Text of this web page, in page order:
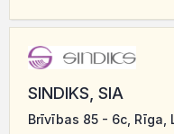
SINDIKS, SIA
Brīvības 85 - 6c, Rīga,